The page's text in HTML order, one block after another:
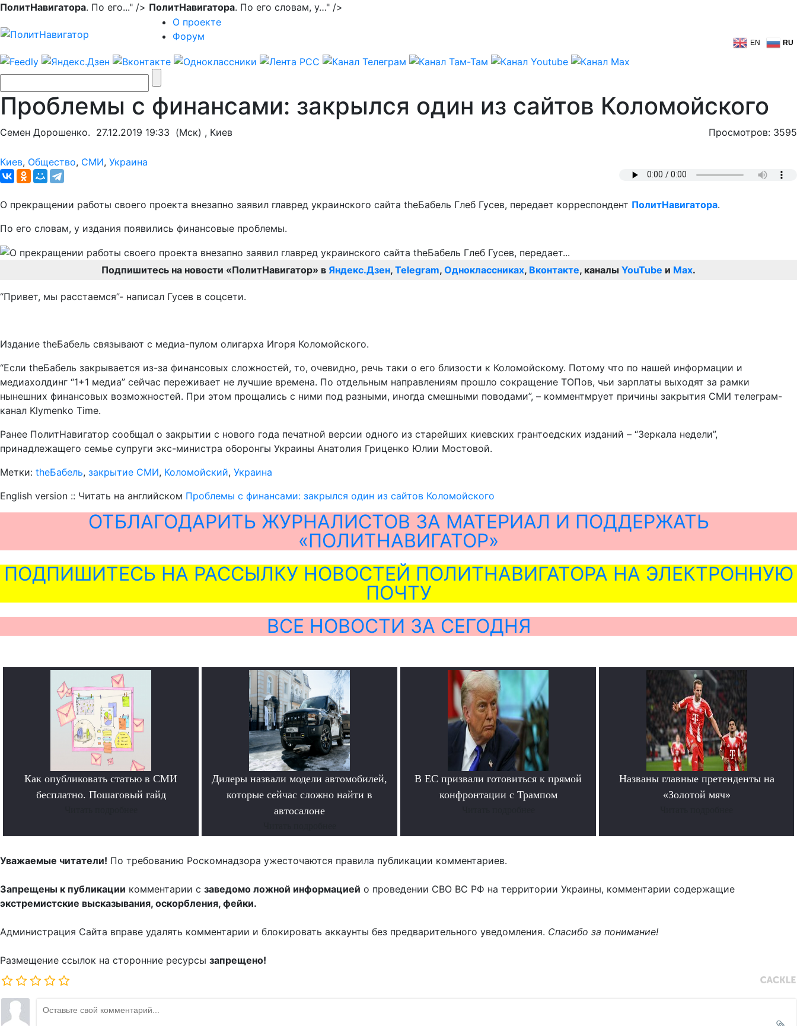
ПолитНавигатора. По его..." /> ПолитНавигатора. По его словам, у…" />
О проекте
Форум
EN RU
Проблемы с финансами: закрылся один из сайтов Коломойского
Семен Дорошенко. 27.12.2019 19:33 (Мск) , Киев Просмотров: 3595
Киев, Общество, СМИ, Украина
О прекращении работы своего проекта внезапно заявил главред украинского сайта theБабель Глеб Гусев, передает корреспондент ПолитНавигатора.
По его словам, у издания появились финансовые проблемы.
Подпишитесь на новости «ПолитНавигатор» в Яндекс.Дзен, Telegram, Одноклассниках, Вконтакте, каналы YouTube и Max.
“Привет, мы расстаемся”- написал Гусев в соцсети.
Издание theБабель связывают с медиа-пулом олигарха Игоря Коломойского.
“Если theБабель закрывается из-за финансовых сложностей, то, очевидно, речь таки о его близости к Коломойскому. Потому что по нашей информации и
медиахолдинг “1+1 медиа” сейчас переживает не лучшие времена. По отдельным направлениям прошло сокращение ТОПов, чьи зарплаты выходят за рамки
нынешних финансовых возможностей. При этом прощались с ними под разными, иногда смешными поводами”, – комментмрует причины закрытия СМИ телеграм-
канал Klymenko Time.
Ранее ПолитНавигатор сообщал о закрытии с нового года печатной версии одного из старейших киевских грантоедских изданий – “Зеркала недели”,
принадлежащего семье супруги экс-министра оборонгы Украины Анатолия Гриценко Юлии Мостовой.
Метки: theБабель, закрытие СМИ, Коломойский, Украина
English version :: Читать на английском Проблемы с финансами: закрылся один из сайтов Коломойского
ОТБЛАГОДАРИТЬ ЖУРНАЛИСТОВ ЗА МАТЕРИАЛ И ПОДДЕРЖАТЬ
«ПОЛИТНАВИГАТОР»
ПОДПИШИТЕСЬ НА РАССЫЛКУ НОВОСТЕЙ ПОЛИТНАВИГАТОРА НА ЭЛЕКТРОННУЮ
ПОЧТУ
ВСЕ НОВОСТИ ЗА СЕГОДНЯ
Как опубликовать статью в СМИ
бесплатно. Пошаговый гайд
Дилеры назвали модели автомобилей,
которые сейчас сложно найти в
автосалоне
В ЕС призвали готовиться к прямой
конфронтации с Трампом
Названы главные претенденты на
«Золотой мяч»
Уважаемые читатели! По требованию Роскомнадзора ужесточаются правила публикации комментариев.
Запрещены к публикации комментарии с заведомо ложной информацией о проведении СВО ВС РФ на территории Украины, комментарии содержащие
экстремистские высказывания, оскорбления, фейки.
Администрация Сайта вправе удалять комментарии и блокировать аккаунты без предварительного уведомления. Спасибо за понимание!
Размещение ссылок на сторонние ресурсы запрещено!